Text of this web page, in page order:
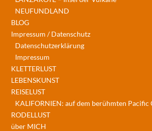
NEUFUNDLAND
BLOG
Impressum / Datenschutz
Datenschutzerklärung
Impressum
KLETTERLUST
LEBENSKUNST
REISELUST
KALIFORNIEN: auf dem berühmten Pacific
RODELLUST
über MICH